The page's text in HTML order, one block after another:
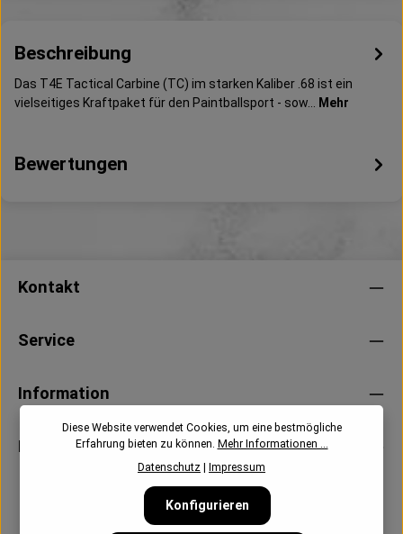
Beschreibung
Das T4E Tactical Carbine (TC) im starken Kaliber .68 ist ein
vielseitiges Kraftpaket für den Paintballsport - sow…
Mehr
Bewertungen
Kontakt
Service
Information
Newsletter
Diese Website verwendet Cookies, um eine bestmögliche
Erfahrung bieten zu können. Mehr Informationen ...
Datenschutz | Impressum
Konfigurieren